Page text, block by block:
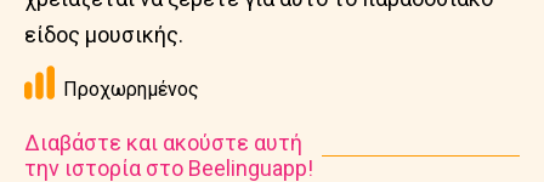
είδος μουσικής.
Προχωρημένος
Διαβάστε και ακούστε αυτή
την ιστορία στο Beelinguapp!